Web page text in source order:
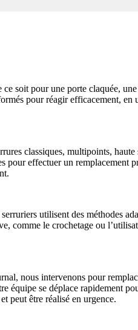
soit pour une porte claquée,
pour réagir efficacement,
classiques, multipoints,
pour effectuer un
utilisent des méthodes
comme le crochetage ou
nous intervenons pour
se déplace rapidement
peut être réalisé en urgence.